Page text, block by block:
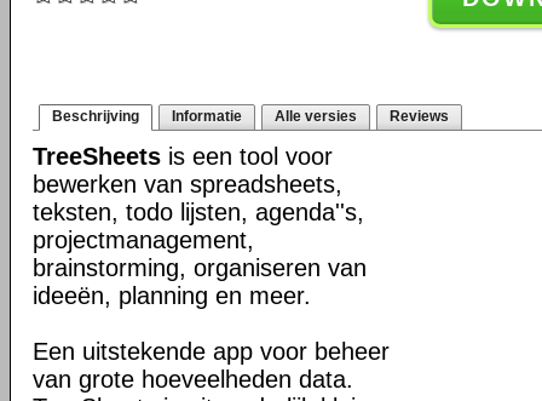
Beschrijving Informatie Alle versies Reviews
TreeSheets is een tool voor
bewerken van spreadsheets,
teksten, todo lijsten, agenda''s,
projectmanagement,
brainstorming, organiseren van
ideeën, planning en meer.
Een uitstekende app voor beheer
van grote hoeveelheden data.